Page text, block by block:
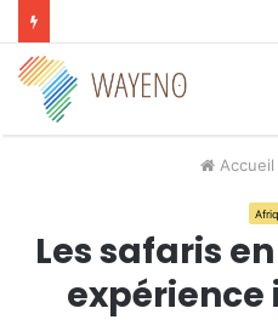
Accueil
Les safaris